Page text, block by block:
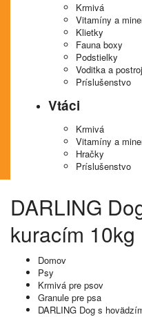
Krmivá
Vitamíny a
Klietky
Fauna boxy
Podstielky
Voditka a
Príslušenstvo
Vtáci
Krmivá
Vitamíny a
Hračky
Príslušenstvo
DARLING
kuracím
Domov
Psy
Krmivá pre psov
Granule pre psa
DARLING Dog s